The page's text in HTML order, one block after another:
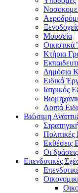
Μουσεία
Κτήρια
Δημόσια
Ειδικά
Ιατρικός
Λοιπά
Βιώσιμη
Εκθέσεις
Οι
Επενδυτικές